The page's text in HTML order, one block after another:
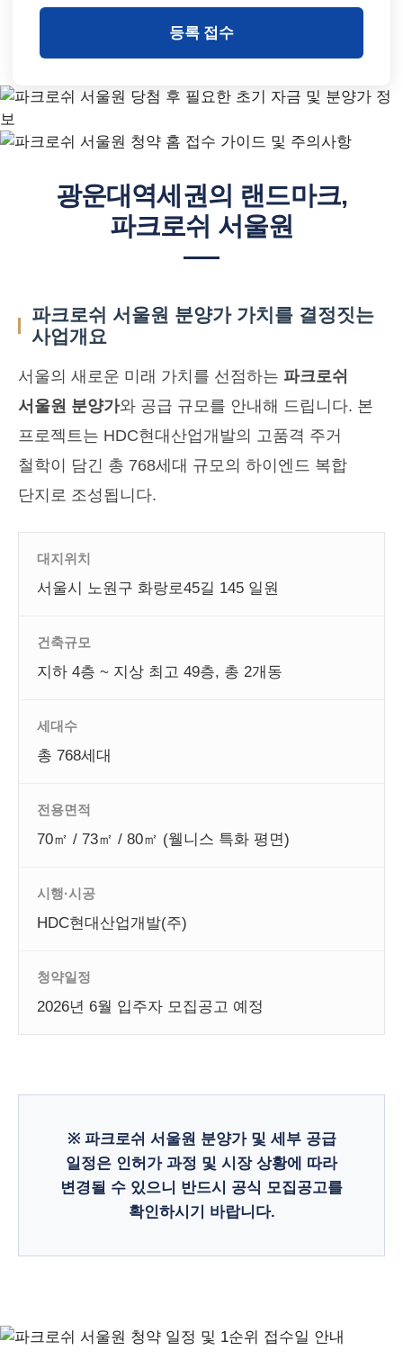
등록 접수
광운대역세권의 랜드마크,
파크로쉬 서울원
파크로쉬 서울원 분양가 가치를 결정짓는
사업개요
서울의 새로운 미래 가치를 선점하는 파크로쉬
서울원 분양가와 공급 규모를 안내해 드립니다. 본
프로젝트는 HDC현대산업개발의 고품격 주거
철학이 담긴 총 768세대 규모의 하이엔드 복합
단지로 조성됩니다.
대지위치
서울시 노원구 화랑로45길 145 일원
건축규모
지하 4층 ~ 지상 최고 49층, 총 2개동
세대수
총 768세대
전용면적
70㎡ / 73㎡ / 80㎡ (웰니스 특화 평면)
시행·시공
HDC현대산업개발(주)
청약일정
2026년 6월 입주자 모집공고 예정
※ 파크로쉬 서울원 분양가및 세부 공급
일정은 인허가 과정 및 시장 상황에 따라
변경될 수 있으니 반드시 공식 모집공고를
확인하시기 바랍니다.